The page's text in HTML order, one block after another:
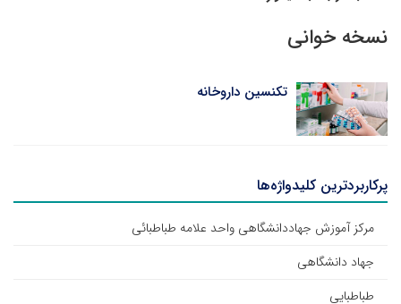
نسخه خوانی
تکنسین داروخانه
پرکاربردترین کلیدواژه‌ها
مرکز آموزش جهاددانشگاهی واحد علامه طباطبائی
جهاد دانشگاهی
طباطبایی